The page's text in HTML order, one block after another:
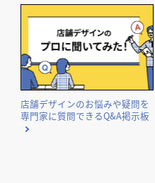
店舗デザインのお悩みや疑問を
専門家に質問できるQ&A掲示板